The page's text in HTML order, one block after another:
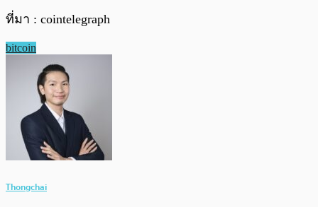
ที่มา : cointelegraph
bitcoin
Thongchai